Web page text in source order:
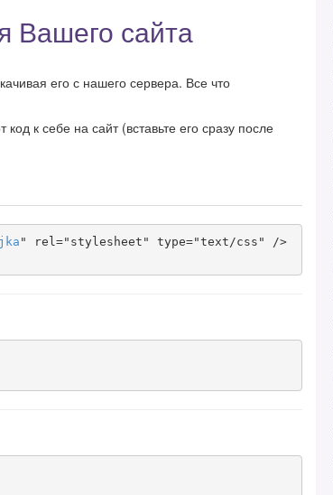
Вашего сайта
его с нашего сервера. Все что
к себе на сайт (вставьте его сразу после
" rel="stylesheet" type="text/css" />